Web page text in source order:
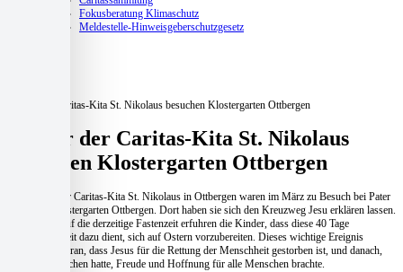
Fokusberatung Klimaschutz
Meldestelle-Hinweisgeberschutzgesetz
Kinder der Caritas-Kita St. Nikolaus besuchen Klostergarten Ottbergen
Kinder der Caritas-Kita St. Nikolaus
besuchen Klostergarten Ottbergen
Die Kinder der Caritas-Kita St. Nikolaus in Ottbergen waren im März zu Besuch bei Pater
Simon im Klostergarten Ottbergen. Dort haben sie sich den Kreuzweg Jesu erklären lassen.
Im Hinblick auf die derzeitige Fastenzeit erfuhren die Kinder, dass diese 40 Tage
umfassende Zeit dazu dient, sich auf Ostern vorzubereiten. Dieses wichtige Ereignis
erinnert uns daran, dass Jesus für die Rettung der Menschheit gestorben ist, und danach,
wie er versprochen hatte, Freude und Hoffnung für alle Menschen brachte.